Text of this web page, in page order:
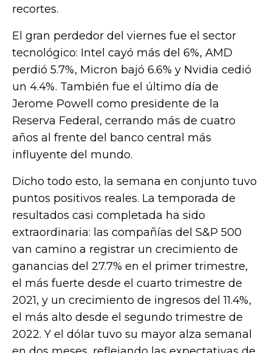
recortes.
El gran perdedor del viernes fue el sector
tecnológico: Intel cayó más del 6%, AMD
perdió 5.7%, Micron bajó 6.6% y Nvidia cedió
un 4.4%. También fue el último día de
Jerome Powell como presidente de la
Reserva Federal, cerrando más de cuatro
años al frente del banco central más
influyente del mundo.
Dicho todo esto, la semana en conjunto tuvo
puntos positivos reales. La temporada de
resultados casi completada ha sido
extraordinaria: las compañías del S&P 500
van camino a registrar un crecimiento de
ganancias del 27.7% en el primer trimestre,
el más fuerte desde el cuarto trimestre de
2021, y un crecimiento de ingresos del 11.4%,
el más alto desde el segundo trimestre de
2022. Y el dólar tuvo su mayor alza semanal